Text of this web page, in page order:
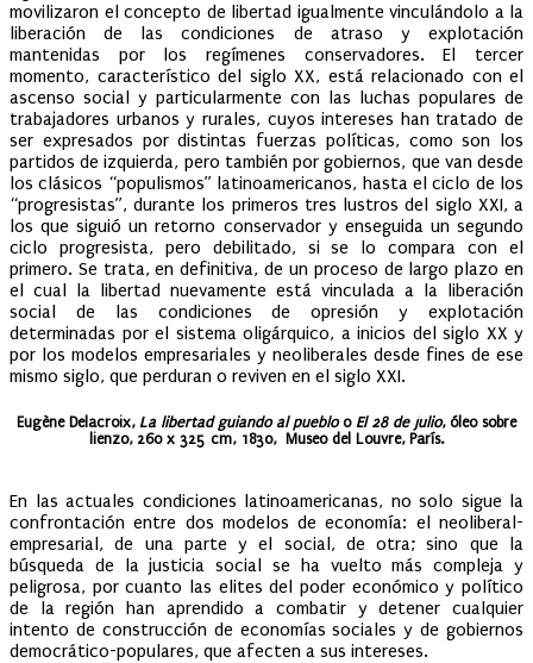
movilizaron el concepto de libertad igualmente vinculándolo a la
liberación de las condiciones de atraso y explotación
mantenidas por los regímenes conservadores. El tercer
momento, característico del siglo XX, está relacionado con el
ascenso social y particularmente con las luchas populares de
trabajadores urbanos y rurales, cuyos intereses han tratado de
ser expresados por distintas fuerzas políticas, como son los
partidos de izquierda, pero también por gobiernos, que van desde
los clásicos “populismos” latinoamericanos, hasta el ciclo de los
“progresistas”, durante los primeros tres lustros del siglo XXI, a
los que siguió un retorno conservador y enseguida un segundo
ciclo progresista, pero debilitado, si se lo compara con el
primero. Se trata, en definitiva, de un proceso de largo plazo en
el cual la libertad nuevamente está vinculada a la liberación
social de las condiciones de opresión y explotación
determinadas por el sistema oligárquico, a inicios del siglo XX y
por los modelos empresariales y neoliberales desde fines de ese
mismo siglo, que perduran o reviven en el siglo XXI.
Eugène Delacroix, La libertad guiando al puebloo El 28 de julio, óleo sobre
lienzo, 260 x 325 cm, 1830, Museo del Louvre, París.
En las actuales condiciones latinoamericanas, no solo sigue la
confrontación entre dos modelos de economía: el neoliberal-
empresarial, de una parte y el social, de otra; sino que la
búsqueda de la justicia social se ha vuelto más compleja y
peligrosa, por cuanto las elites del poder económico y político
de la región han aprendido a combatir y detener cualquier
intento de construcción de economías sociales y de gobiernos
democrático-populares, que afecten a sus intereses.